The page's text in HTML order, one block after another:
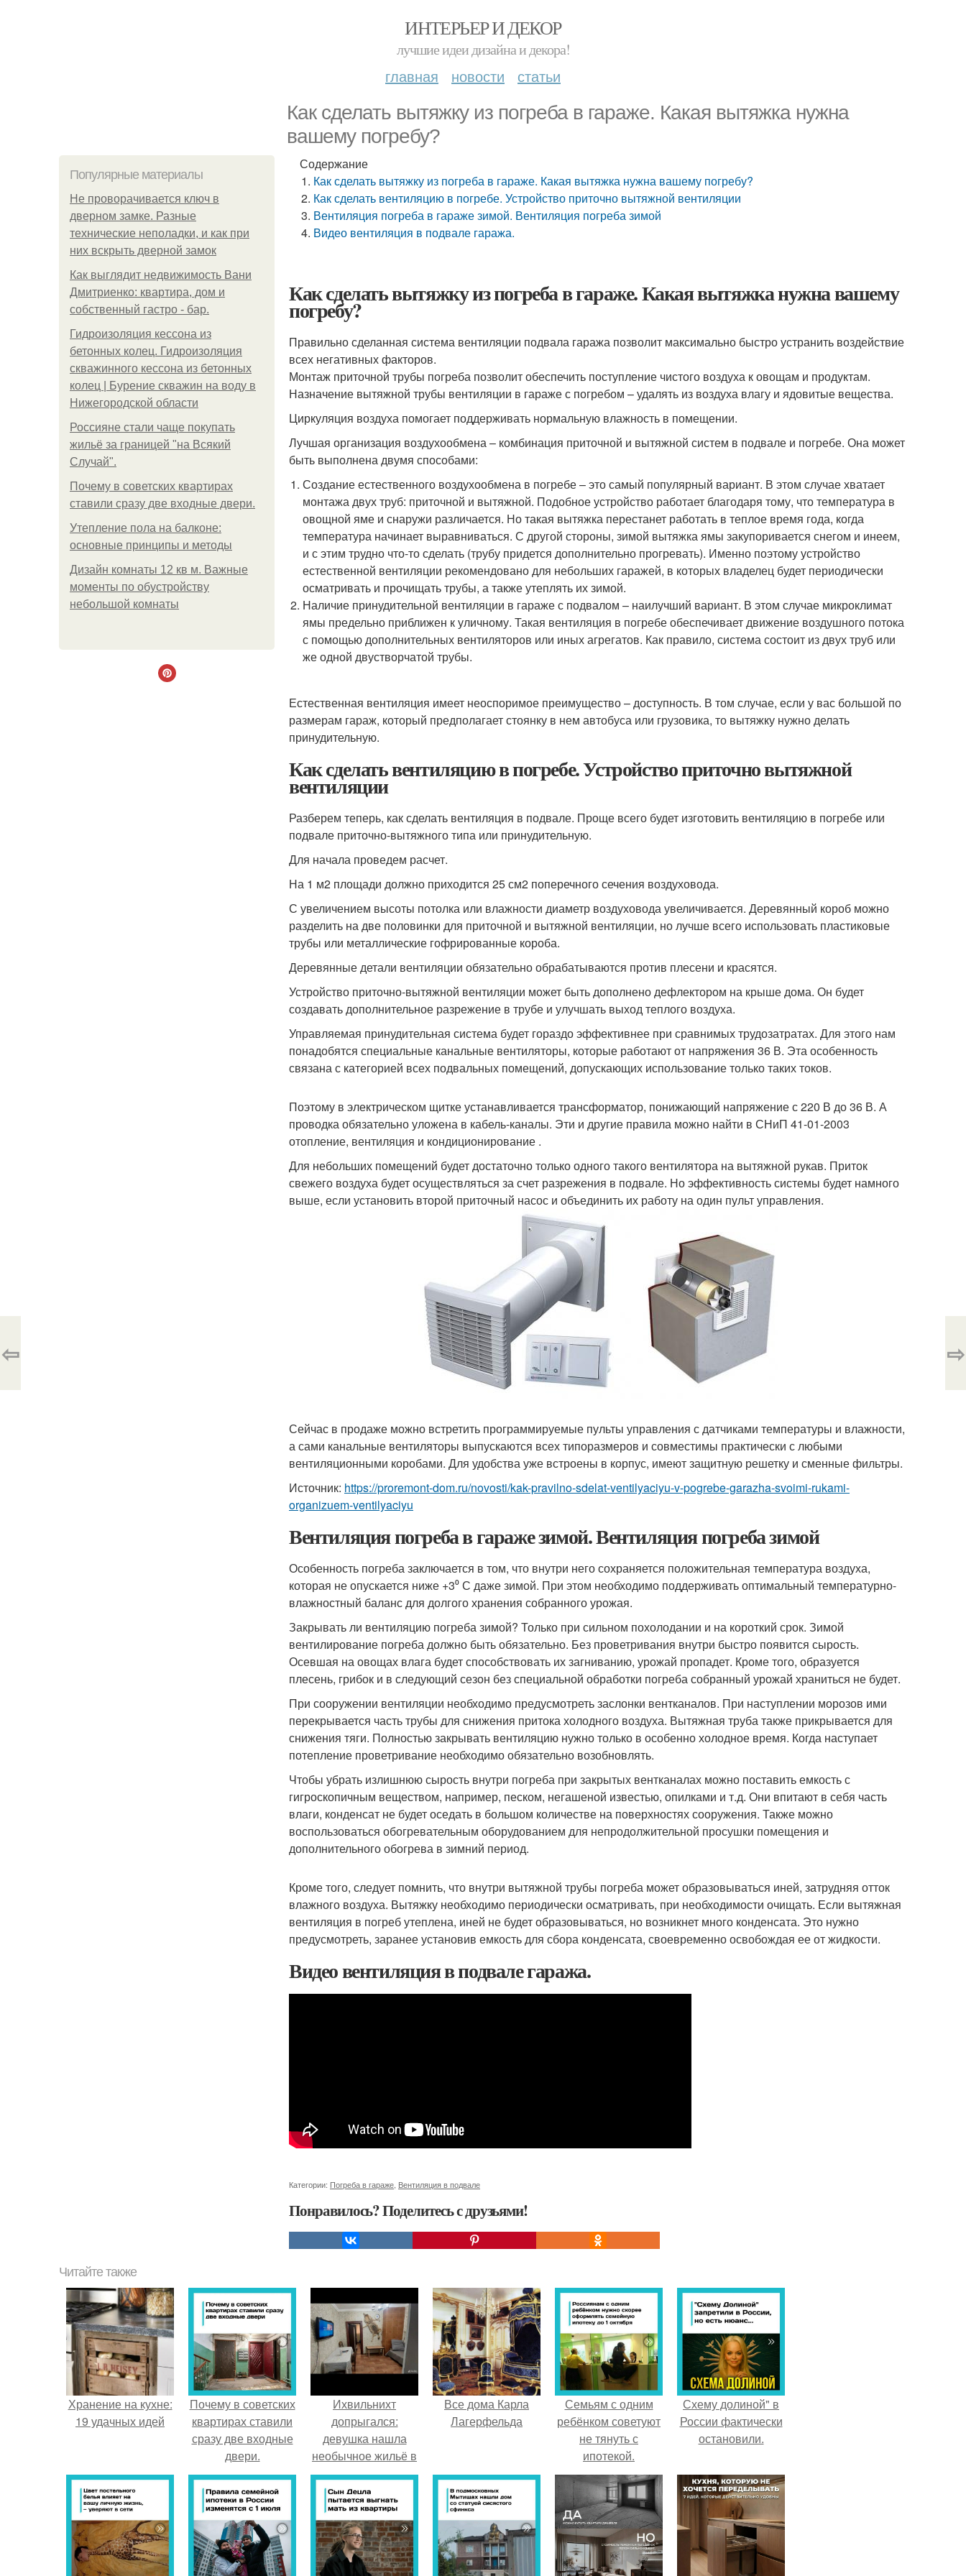
ИНТЕРЬЕР И ДЕКОР
лучшие идеи дизайна и декора!
главная новости статьи
Как сделать вытяжку из погреба в гараже. Какая вытяжка нужна
вашему погребу?
Популярные материалы
Не проворачивается ключ в
дверном замке. Разные
технические неполадки, и как при
них вскрыть дверной замок
Как выглядит недвижимость Вани
Дмитриенко: квартира, дом и
собственный гастро - бар.
Гидроизоляция кессона из
бетонных колец. Гидроизоляция
скважинного кессона из бетонных
колец | Бурение скважин на воду в
Нижегородской области
Россияне стали чаще покупать
жильё за границей "на Всякий
Случай".
Почему в советских квартирах
ставили сразу две входные двери.
Утепление пола на балконе:
основные принципы и методы
Дизайн комнаты 12 кв м. Важные
моменты по обустройству
небольшой комнаты
Содержание
Как сделать вытяжку из погреба в гараже. Какая вытяжка нужна вашему погребу?
Как сделать вентиляцию в погребе. Устройство приточно вытяжной вентиляции
Вентиляция погреба в гараже зимой. Вентиляция погреба зимой
Видео вентиляция в подвале гаража.
Как сделать вытяжку из погреба в гараже. Какая вытяжка нужна вашему
погребу?
Правильно сделанная система вентиляции подвала гаража позволит максимально быстро устранить воздействие
всех негативных факторов.
Монтаж приточной трубы погреба позволит обеспечить поступление чистого воздуха к овощам и продуктам.
Назначение вытяжной трубы вентиляции в гараже с погребом – удалять из воздуха влагу и ядовитые вещества.
Циркуляция воздуха помогает поддерживать нормальную влажность в помещении.
Лучшая организация воздухообмена – комбинация приточной и вытяжной систем в подвале и погребе. Она может
быть выполнена двумя способами:
Создание естественного воздухообмена в погребе – это самый популярный вариант. В этом случае хватает
монтажа двух труб: приточной и вытяжной. Подобное устройство работает благодаря тому, что температура в
овощной яме и снаружи различается. Но такая вытяжка перестанет работать в теплое время года, когда
температура начинает выравниваться. С другой стороны, зимой вытяжка ямы закупоривается снегом и инеем,
и с этим трудно что-то сделать (трубу придется дополнительно прогревать). Именно поэтому устройство
естественной вентиляции рекомендовано для небольших гаражей, в которых владелец будет периодически
осматривать и прочищать трубы, а также утеплять их зимой.
Наличие принудительной вентиляции в гараже с подвалом – наилучший вариант. В этом случае микроклимат
ямы предельно приближен к уличному. Такая вентиляция в погребе обеспечивает движение воздушного потока
с помощью дополнительных вентиляторов или иных агрегатов. Как правило, система состоит из двух труб или
же одной двустворчатой трубы.
Естественная вентиляция имеет неоспоримое преимущество – доступность. В том случае, если у вас большой по
размерам гараж, который предполагает стоянку в нем автобуса или грузовика, то вытяжку нужно делать
принудительную.
Как сделать вентиляцию в погребе. Устройство приточно вытяжной
вентиляции
Разберем теперь, как сделать вентиляция в подвале. Проще всего будет изготовить вентиляцию в погребе или
подвале приточно-вытяжного типа или принудительную.
Для начала проведем расчет.
На 1 м2 площади должно приходится 25 см2 поперечного сечения воздуховода.
С увеличением высоты потолка или влажности диаметр воздуховода увеличивается. Деревянный короб можно
разделить на две половинки для приточной и вытяжной вентиляции, но лучше всего использовать пластиковые
трубы или металлические гофрированные короба.
Деревянные детали вентиляции обязательно обрабатываются против плесени и красятся.
Устройство приточно-вытяжной вентиляции может быть дополнено дефлектором на крыше дома. Он будет
создавать дополнительное разрежение в трубе и улучшать выход теплого воздуха.
Управляемая принудительная система будет гораздо эффективнее при сравнимых трудозатратах. Для этого нам
понадобятся специальные канальные вентиляторы, которые работают от напряжения 36 В. Эта особенность
связана с категорией всех подвальных помещений, допускающих использование только таких токов.
Поэтому в электрическом щитке устанавливается трансформатор, понижающий напряжение с 220 В до 36 В. А
проводка обязательно уложена в кабель-каналы. Эти и другие правила можно найти в СНиП 41-01-2003
отопление, вентиляция и кондиционирование .
Для небольших помещений будет достаточно только одного такого вентилятора на вытяжной рукав. Приток
свежего воздуха будет осуществляться за счет разрежения в подвале. Но эффективность системы будет намного
выше, если установить второй приточный насос и объединить их работу на один пульт управления.
Сейчас в продаже можно встретить программируемые пульты управления с датчиками температуры и влажности,
а сами канальные вентиляторы выпускаются всех типоразмеров и совместимы практически с любыми
вентиляционными коробами. Для удобства уже встроены в корпус, имеют защитную решетку и сменные фильтры.
Источник: https://proremont-dom.ru/novosti/kak-pravilno-sdelat-ventilyaciyu-v-pogrebe-garazha-svoimi-rukami-
organizuem-ventilyaciyu
Вентиляция погреба в гараже зимой. Вентиляция погреба зимой
Особенность погреба заключается в том, что внутри него сохраняется положительная температура воздуха,
которая не опускается ниже +3⁰ С даже зимой. При этом необходимо поддерживать оптимальный температурно-
влажностный баланс для долгого хранения собранного урожая.
Закрывать ли вентиляцию погреба зимой? Только при сильном похолодании и на короткий срок. Зимой
вентилирование погреба должно быть обязательно. Без проветривания внутри быстро появится сырость.
Осевшая на овощах влага будет способствовать их загниванию, урожай пропадет. Кроме того, образуется
плесень, грибок и в следующий сезон без специальной обработки погреба собранный урожай храниться не будет.
При сооружении вентиляции необходимо предусмотреть заслонки вентканалов. При наступлении морозов ими
перекрывается часть трубы для снижения притока холодного воздуха. Вытяжная труба также прикрывается для
снижения тяги. Полностью закрывать вентиляцию нужно только в особенно холодное время. Когда наступает
потепление проветривание необходимо обязательно возобновлять.
Чтобы убрать излишнюю сырость внутри погреба при закрытых вентканалах можно поставить емкость с
гигроскопичным веществом, например, песком, негашеной известью, опилками и т.д. Они впитают в себя часть
влаги, конденсат не будет оседать в большом количестве на поверхностях сооружения. Также можно
воспользоваться обогревательным оборудованием для непродолжительной просушки помещения и
дополнительного обогрева в зимний период.
Кроме того, следует помнить, что внутри вытяжной трубы погреба может образовываться иней, затрудняя отток
влажного воздуха. Вытяжку необходимо периодически осматривать, при необходимости очищать. Если вытяжная
вентиляция в погреб утеплена, иней не будет образовываться, но возникнет много конденсата. Это нужно
предусмотреть, заранее установив емкость для сбора конденсата, своевременно освобождая ее от жидкости.
Видео вентиляция в подвале гаража.
Категории: Погреба в гараже Вентиляция в подвале
Понравилось? Поделитесь с друзьями!
⇦ ⇨
Читайте также
Хранение на кухне:
19 удачных идей
Почему в советских
квартирах ставили
сразу две входные
двери.
Ихвильнихт
допрыгался:
девушка нашла
необычное жильё в
Пятигорске.
Все дома Карла
Лагерфельда
Семьям с одним
ребёнком советуют
не тянуть с
ипотекой.
Схему долиной" в
России фактически
остановили.